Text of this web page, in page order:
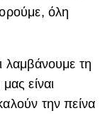
όλη
λαμβάνουμε τη
είναι
την πείνα